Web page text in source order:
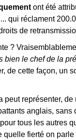
ont été
qui réclament
de
?
bien le chef de la
de cette façon, un
peut représenter,
anglais, sans
tous les autres
quelle fierté on parle